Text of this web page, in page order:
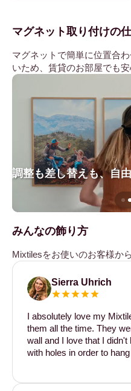
マグネット取り付けの
マグネットで簡単に位置合
いため、賃貸のお部屋でも安
調整も差し替えも、自
みんなの飾り方
Mixtilesをお使いのお客様か
Sierra Uhrich
I absolutely love my
them all the time. They
wall and I love that I
with holes in order to